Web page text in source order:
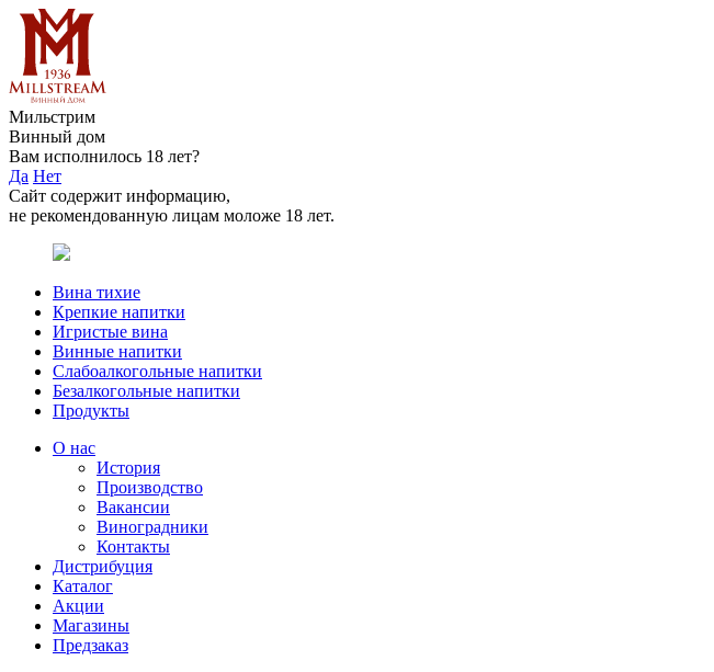
Мильстрим
Винный дом
Вам исполнилось 18 лет?
Да Нет
Сайт содержит информацию,
не рекомендованную лицам моложе 18 лет.
Вина тихие
Крепкие напитки
Игристые вина
Винные напитки
Слабоалкогольные напитки
Безалкогольные напитки
Продукты
О нас
История
Производство
Вакансии
Виноградники
Контакты
Дистрибуция
Каталог
Акции
Магазины
Предзаказ